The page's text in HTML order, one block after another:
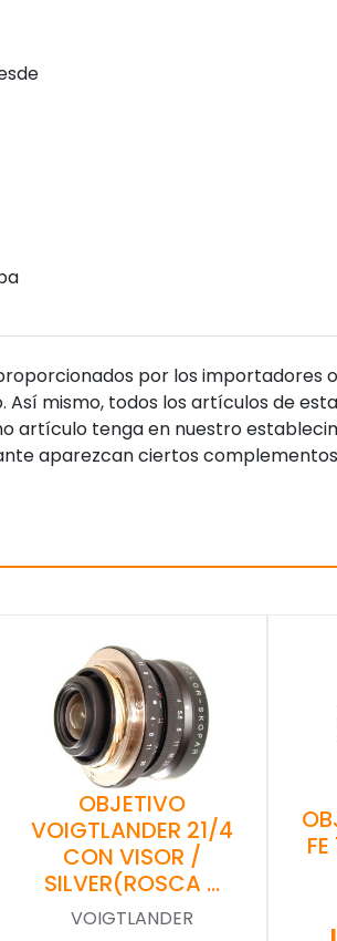
por los importadores
mismo, todos los artículos de
artículo tenga en nuestro
aparezcan ciertos
OBJETIVO
VOIGTLANDER 21/4
CON VISOR /
SILVER(ROSCA …
VOIGTLANDER